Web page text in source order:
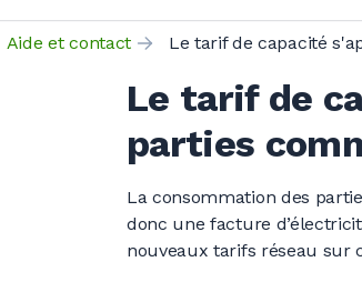
Aide et contact
Le tarif de
parties
La consommation des
donc une facture
nouveaux tarifs réseau sur